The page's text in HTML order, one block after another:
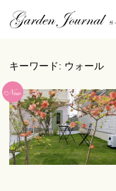
キーワード: ウォール